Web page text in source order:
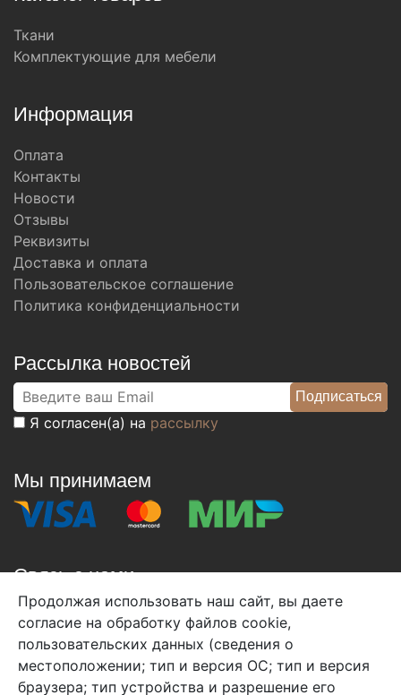
Ткани
Комплектующие для мебели
Информация
Оплата
Контакты
Новости
Отзывы
Реквизиты
Доставка и оплата
Пользовательское соглашение
Политика конфиденциальности
Рассылка новостей
Я согласен(а) на рассылку
Мы принимаем
Связь с нами
+7 (495) 933-38-08
info@arben-textile.ru- оптовые продажи
Продолжая использовать наш сайт, вы даете
согласие на обработку файлов cookie,
пользовательских данных (сведения о
местоположении; тип и версия ОС; тип и версия
браузера; тип устройства и разрешение его